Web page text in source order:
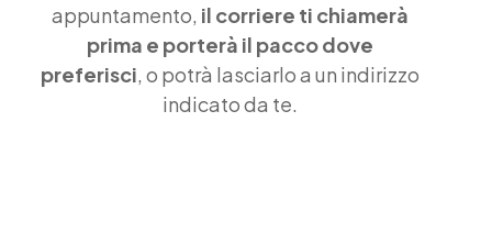
appuntamento, il corriere ti chiamerà
prima e porterà il pacco dove
preferisci, o potrà lasciarlo a un indirizzo
indicato da te.